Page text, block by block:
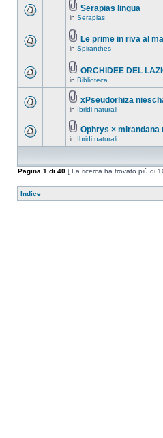
Serapias lingua
in Serapias
Le prime in riva al
in Spiranthes
ORCHIDEE DEL
in Biblioteca
xPseudorhiza
in Ibridi naturali
Ophrys × mirandana
in Ibridi naturali
Pagina 1 di 40 [ La ricerca ha trovato più di
Indice